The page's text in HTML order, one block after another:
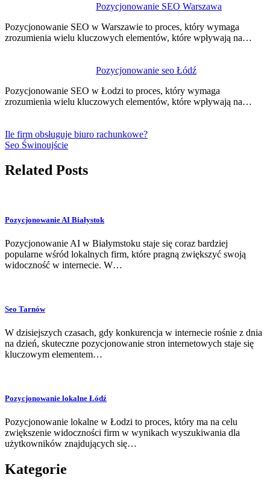
Pozycjonowanie SEO Warszawa
Pozycjonowanie SEO w Warszawie to proces, który wymaga
zrozumienia wielu kluczowych elementów, które wpływają na…
Pozycjonowanie seo Łódź
Pozycjonowanie SEO w Łodzi to proces, który wymaga
zrozumienia wielu kluczowych elementów, które wpływają na…
Ile firm obsługuje biuro rachunkowe?
Seo Świnoujście
Related Posts
Pozycjonowanie AI Białystok
Pozycjonowanie AI w Białymstoku staje się coraz bardziej
popularne wśród lokalnych firm, które pragną zwiększyć swoją
widoczność w internecie. W…
Seo Tarnów
W dzisiejszych czasach, gdy konkurencja w internecie rośnie z dnia
na dzień, skuteczne pozycjonowanie stron internetowych staje się
kluczowym elementem…
Pozycjonowanie lokalne Łódź
Pozycjonowanie lokalne w Łodzi to proces, który ma na celu
zwiększenie widoczności firm w wynikach wyszukiwania dla
użytkowników znajdujących się…
Kategorie